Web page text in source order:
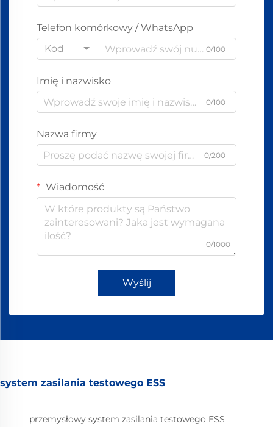
Telefon komórkowy / WhatsApp
Kod
0/100
Imię i nazwisko
0/100
Nazwa firmy
0/200
Wiadomość
0/1000
Wyślij
system zasilania testowego ESS
przemysłowy system zasilania testowego ESS